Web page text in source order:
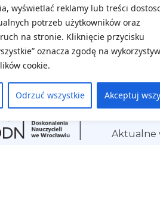
wyświetlać reklamy lub treści
potrzeb użytkowników oraz
na stronie. Kliknięcie przycisku
oznacza zgodę na
cookie.
Odrzuć wszystkie Akceptuj
Na skróty
Aktualne